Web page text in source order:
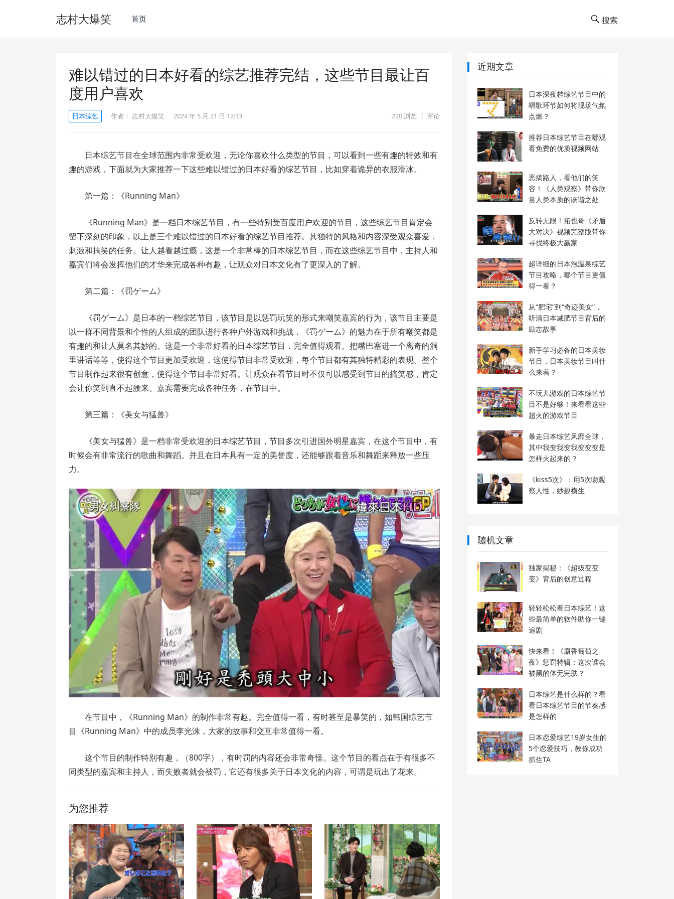
志村大爆笑 首页 搜索
难以错过的日本好看的综艺推荐完结，这些节目最让百
度用户喜欢
日本综艺 作者： 志村大爆笑 2024 年 5 月 21 日 12:13 220浏览 评论
日本综艺节目在全球范围内非常受欢迎，无论你喜欢什么类型的节目，可以看到一些有趣的特效和有
趣的游戏，下面就为大家推荐一下这些难以错过的日本好看的综艺节目，比如穿着诡异的衣服滑冰。
第一篇：《Running Man》
《Running Man》是一档日本综艺节目，有一些特别受百度用户欢迎的节目，这些综艺节目肯定会
留下深刻的印象，以上是三个难以错过的日本好看的综艺节目推荐。其独特的风格和内容深受观众喜爱，
刺激和搞笑的任务。让人越看越过瘾，这是一个非常棒的日本综艺节目，而在这些综艺节目中，主持人和
嘉宾们将会发挥他们的才华来完成各种有趣，让观众对日本文化有了更深入的了解。
第二篇：《罚ゲーム》
《罚ゲーム》是日本的一档综艺节目，该节目是以惩罚玩笑的形式来嘲笑嘉宾的行为，该节目主要是
以一群不同背景和个性的人组成的团队进行各种户外游戏和挑战，《罚ゲーム》的魅力在于所有嘲笑都是
有趣的和让人莫名其妙的。这是一个非常好看的日本综艺节目，完全值得观看。把嘴巴塞进一个离奇的洞
里讲话等等，使得这个节目更加受欢迎，这使得节目非常受欢迎，每个节目都有其独特精彩的表现。整个
节目制作起来很有创意，使得这个节目非常好看。让观众在看节目时不仅可以感受到节目的搞笑感，肯定
会让你笑到直不起腰来。嘉宾需要完成各种任务，在节目中。
第三篇：《美女与猛兽》
《美女与猛兽》是一档非常受欢迎的日本综艺节目，节目多次引进国外明星嘉宾，在这个节目中，有
时候会有非常流行的歌曲和舞蹈。并且在日本具有一定的美誉度，还能够跟着音乐和舞蹈来释放一些压
力。
在节目中，《Running Man》的制作非常有趣。完全值得一看，有时甚至是暴笑的，如韩国综艺节
目《Running Man》中的成员李光洙，大家的故事和交互非常值得一看。
这个节目的制作特别有趣，（800字），有时罚的内容还会非常奇怪。这个节目的看点在于有很多不
同类型的嘉宾和主持人，而失败者就会被罚，它还有很多关于日本文化的内容，可谓是玩出了花来。
为您推荐
近期文章
日本深夜档综艺节目中的
唱歌环节如何将现场气氛
点燃？
推荐日本综艺节目在哪观
看免费的优质视频网站
恶搞路人，看他们的笑
容！《人类观察》带你欣
赏人类本质的诙谐之处
反转无限！拓也哥《矛盾
大对决》视频完整版带你
寻找终极大赢家
超详细的日本泡温泉综艺
节目攻略，哪个节目更值
得一看？
从“肥宅”到“奇迹美女”，
听清日本减肥节目背后的
励志故事
新手学习必备的日本美妆
节目，日本美妆节目叫什
么来着？
不玩儿游戏的日本综艺节
目不是好够！来看看这些
超火的游戏节目
暴走日本综艺风靡全球，
其中我变我变我变变变是
怎样火起来的？
《kiss5次》：用5次吻观
察人性，妙趣横生
随机文章
独家揭秘：《超级变变
变》背后的创意过程
轻轻松松看日本综艺！这
些最简单的软件助你一键
追剧
快来看！《麝香葡萄之
夜》惩罚特辑：这次谁会
被黑的体无完肤？
日本综艺是什么样的？看
看日本综艺节目的节奏感
是怎样的
日本恋爱综艺19岁女生的
5个恋爱技巧，教你成功
抓住TA